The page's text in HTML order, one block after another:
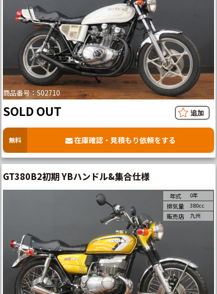
商品番号：S02710
SOLD OUT
無料 在庫確認・見積もり依頼をする
GT380B2初期 YBハンドル&集合仕様
年式 0年
排気量 380cc
販売店 九州